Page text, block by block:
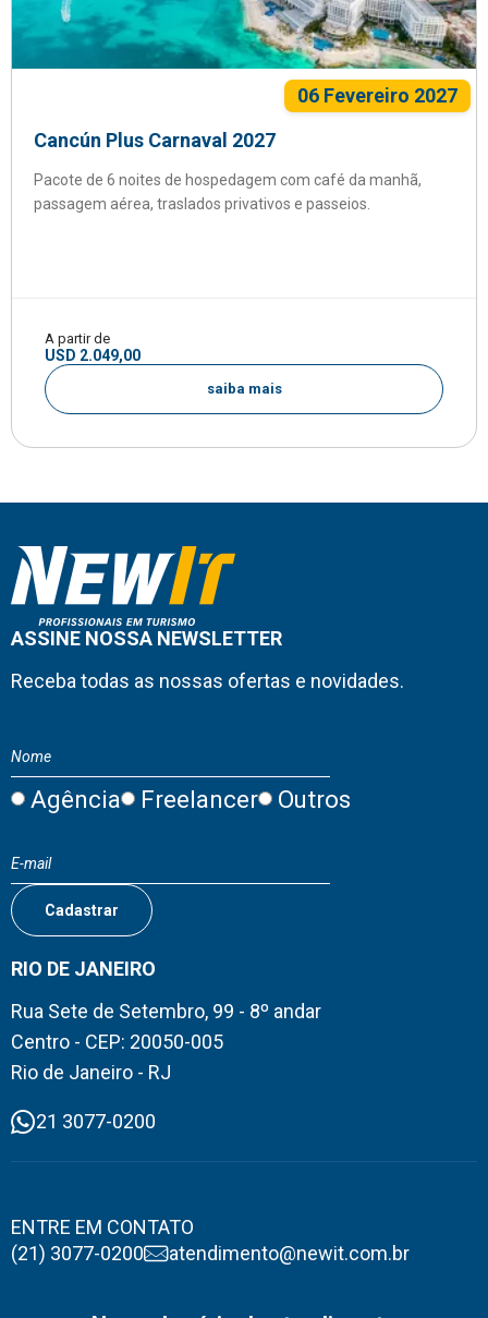
06 Fevereiro 2027
Cancún Plus Carnaval 2027
Pacote de 6 noites de hospedagem com café da manhã,
passagem aérea, traslados privativos e passeios.
A partir de
USD 2.049,00
saiba mais
ASSINE NOSSA NEWSLETTER
Receba todas as nossas ofertas e novidades.
Agência Freelancer Outros
RIO DE JANEIRO
Rua Sete de Setembro, 99 - 8º andar
Centro - CEP: 20050-005
Rio de Janeiro - RJ
21 3077-0200
ENTRE EM CONTATO
(21) 3077-0200
atendimento@newit.com.br